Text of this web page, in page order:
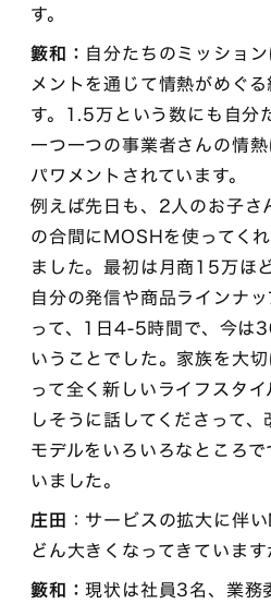
す。
籔和： 自分たちのミッショ
メントを通じて情熱がめぐ
す。1.5万という数にも自分
一つ一つの事業者さんの情
パワメントされています。
例えば先日も、2人のお子さ
の合間にMOSHを使ってく
ました。最初は月商15万ほ
自分の発信や商品ラインナ
って、1日4-5時間で、今は
いうことでした。家族を大
って全く新しいライフスタ
しそうに話してくださって
モデルをいろいろなところ
いました。
庄田 ：サービスの拡大に伴
どん大きくなってきています
籔和：現状は社員3名、業